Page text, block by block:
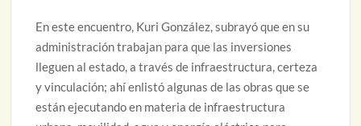
En este encuentro, Kuri González, subrayó que en su
administración trabajan para que las inversiones
lleguen al estado, a través de infraestructura, certeza
y vinculación; ahí enlistó algunas de las obras que se
están ejecutando en materia de infraestructura